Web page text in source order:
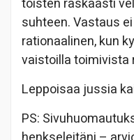
toisten raskaasti
suhteen. Vastaus
rationaalinen, kun
vaistoilla toimivista
Leppoisaa jussia
PS: